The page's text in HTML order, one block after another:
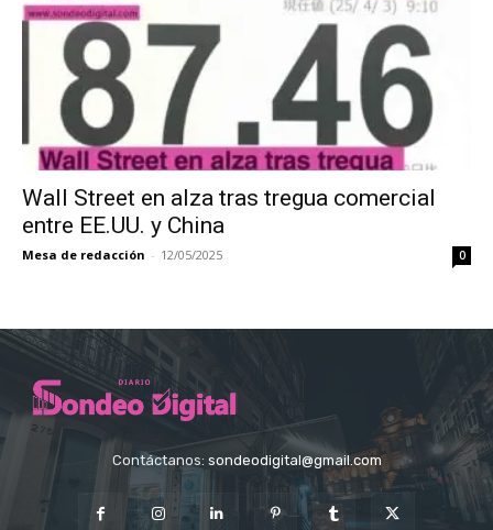
Wall Street en alza tras tregua comercial
entre EE.UU. y China
Mesa de redacción - 12/05/2025 0
Contáctanos: sondeodigital@gmail.com